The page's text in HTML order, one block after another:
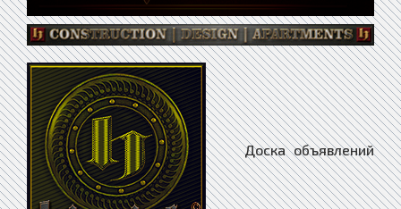
Доска объявлений перепланировка зданий Москва, Доска объявлений перепланировка зданий Муравленко, Доска объявлений перепланировка зданий Мураши, Доска объявлений перепланировка зданий Мурманск, Доска объявлений перепланировка зданий Муром, Доска объявлений перепланировка зданий Мценск, Доска объявлений перепланировка зданий Мыски, Доска объявлений перепланировка зданий Мытищи, Доска объявлений перепланировка зданий Мышкин, Доска объявлений перепланировка зданий Набережные Челны, Доска объявлений перепланировка зданий Навашино, Доска объявлений перепланировка зданий Наволоки, Доска объявлений перепланировка зданий Надым, Доска объявлений перепланировка зданий Назарово, Доска объявлений перепланировка зданий Назрань, Доска объявлений перепланировка зданий Называевск, Доска объявлений перепланировка зданий Нальчик, Доска объявлений перепланировка зданий Нестеров, Доска объявлений перепланировка зданий Нефтегорск, Доска объявлений перепланировка зданий Нефтекамск, Доска объявлений перепланировка зданий Нефтекумск, Доска объявлений перепланировка зданий Нефтеюганск, Доска объявлений перепланировка зданий Нея, Доска объявлений перепланировка зданий Нижневартовск, Доска объявлений перепланировка зданий Нижнекамск, Доска объявлений перепланировка зданий Нижнеудинск, Доска объявлений перепланировка зданий Нижние Серги, Доска объявлений перепланировка зданий Нижний Ломов, Доска объявлений перепланировка зданий Нижний Новгород, Доска объявлений перепланировка зданий Новокубанск, Доска объявлений перепланировка зданий Новокузнецк, Доска объявлений перепланировка зданий Новокуйбышевск, Доска объявлений перепланировка зданий Новомичуринск, Доска объявлений перепланировка зданий Новомосковск, Доска объявлений перепланировка зданий Новопавловск, Доска объявлений перепланировка зданий Новоржев, Доска объявлений перепланировка зданий Новороссийск, Доска объявлений перепланировка зданий Новосибирск, Доска объявлений перепланировка зданий Новосиль, Доска объявлений перепланировка зданий Новосокольники, Доска объявлений перепланировка зданий Новотроицк, Доска объявлений перепланировка зданий Новоузенск, Доска объявлений перепланировка зданий Новоульяновск, Доска объявлений перепланировка зданий Нюрба, Доска объявлений перепланировка зданий Нягань, Доска объявлений перепланировка зданий Нязепетровск, Доска объявлений перепланировка зданий Няндома, Доска объявлений перепланировка зданий Облучье, Доска объявлений перепланировка зданий Обнинск, Доска объявлений перепланировка зданий Обоянь, Доска объявлений перепланировка зданий Обь, Доска объявлений перепланировка зданий Одинцово, Доска объявлений перепланировка зданий Озёрск, Доска объявлений перепланировка зданий Озёры, Доска объявлений перепланировка зданий Октябрьск, Доска объявлений перепланировка зданий Октябрьский, Доска объявлений перепланировка зданий Окуловка, Доска объявлений перепланировка зданий Олёкминск, Доска объявлений перепланировка зданий Оленегорск, Доска объявлений перепланировка зданий Олонец, Доска объявлений перепланировка зданий Омск, Доска объявлений перепланировка зданий Омутнинск, Доска объявлений перепланировка зданий Онега, Доска объявлений перепланировка зданий Опочка, Доска объявлений перепланировка зданий Орёл, Доска объявлений перепланировка зданий Оренбург, Доска объявлений перепланировка зданий Орехово-Зуево, Доска объявлений перепланировка зданий Орлов, Доска объявлений перепланировка зданий Орск, Доска объявлений перепланировка зданий Оса, Доска объявлений перепланировка зданий Осинники, Доска объявлений перепланировка зданий Осташков, Доска объявлений перепланировка зданий Остров, Доска объявлений перепланировка зданий Островной, Доска объявлений перепланировка зданий Острогожск, Доска объявлений перепланировка зданий Отрадное, Доска объявлений перепланировка зданий Отрадный, Доска объявлений перепланировка зданий Оха, Доска объявлений перепланировка зданий Оханск, Доска объявлений перепланировка зданий Очёр, Доска объявлений перепланировка зданий Павлово, Доска объявлений перепланировка зданий Павловск, Доска объявлений перепланировка зданий Павловский Посад, Доска объявлений перепланировка зданий Палласовка, Доска объявлений перепланировка зданий Партизанск, Доска объявлений перепланировка зданий Певек, Доска объявлений перепланировка зданий Пенза, Доска объявлений перепланировка зданий Петухово, Доска объявлений перепланировка зданий Петушки, Доска объявлений перепланировка зданий Печора, Доска объявлений перепланировка зданий Печоры, Доска объявлений перепланировка зданий Пикалёво, Доска объявлений перепланировка зданий Пионерский, Доска объявлений перепланировка зданий Питкяранта, Доска объявлений перепланировка зданий Плавск, Доска объявлений перепланировка зданий Пласт, Доска объявлений перепланировка зданий Плёс, Доска объявлений перепланировка зданий Поворино, Доска объявлений перепланировка зданий Подольск, Доска объявлений перепланировка зданий Подпорожье, Доска объявлений перепланировка зданий Покачи, Доска объявлений перепланировка зданий Покров, Доска объявлений перепланировка зданий Покровск, Доска объявлений перепланировка зданий Полевской, Доска объявлений перепланировка зданий Полесск, Доска объявлений перепланировка зданий Полысаево, Доска объявлений перепланировка зданий Полярные Зори, Доска объявлений перепланировка зданий Полярный, Доска объявлений перепланировка зданий Поронайск, Доска объявлений перепланировка зданий Порхов, Доска объявлений перепланировка зданий Похвистнево, Доска объявлений перепланировка зданий Почеп, Доска объявлений перепланировка зданий Починок, Доска объявлений перепланировка зданий Пошехонье, Доска объявлений перепланировка зданий Правдинск, Доска объявлений перепланировка зданий Приволжск, Доска объявлений перепланировка зданий Приморск, Доска объявлений перепланировка зданий Приморско-Ахтарск, Доска объявлений перепланировка зданий Приозерск, Доска объявлений перепланировка зданий Прокопьевск, Доска объявлений перепланировка зданий Пролетарск, Доска объявлений перепланировка зданий Протвино, Доска объявлений перепланировка зданий Прохладный, Доска объявлений перепланировка зданий Псков, Доска объявлений перепланировка зданий Пугачёв, Доска объявлений перепланировка зданий Пудож, Доска объявлений перепланировка зданий Пустошка, Доска объявлений перепланировка зданий Пучеж, Доска объявлений перепланировка зданий Пушкино, Доска объявлений перепланировка зданий Пущино, Доска объявлений перепланировка зданий Пыталово, Доска объявлений перепланировка зданий Пыть-Ях, Доска объявлений перепланировка зданий Пятигорск, Доска объявлений перепланировка зданий Радужный, Доска объявлений перепланировка зданий Райчихинск, Доска объявлений перепланировка зданий Раменское, Доска объявлений перепланировка зданий Рассказово, Доска объявлений перепланировка зданий Ревда, Доска объявлений перепланировка зданий Реж, Доска объявлений перепланировка зданий Реутов, Доска объявлений перепланировка зданий Ржев, Доска объявлений перепланировка зданий Родники, Доска объявлений перепланировка зданий Рославль, Доска объявлений перепланировка зданий Россошь, Доска объявлений перепланировка зданий Ростов, Доска объявлений перепланировка зданий Ростов-на-Дону, Доска объявлений перепланировка зданий Рошаль, Доска объявлений перепланировка зданий Ртищево, Доска объявлений перепланировка зданий Рубцовск, Доска объявлений перепланировка зданий Рудня, Доска объявлений перепланировка зданий Руза, Доска объявлений перепланировка зданий Рузаевка, Доска объявлений перепланировка зданий Рыбинск, Доска объявлений перепланировка зданий Рыбное, Доска объявлений перепланировка зданий Рыльск, Доска объявлений перепланировка зданий Ряжск, Доска объявлений перепланировка зданий Рязань, Доска объявлений перепланировка зданий Саки, Доска объявлений перепланировка зданий Салават, Доска объявлений перепланировка зданий Салаир, Доска объявлений перепланировка зданий Салехард, Доска объявлений перепланировка зданий Сальск, Доска объявлений перепланировка зданий Самара, Доска объявлений перепланировка зданий Санкт-Петербург, Доска объявлений перепланировка зданий Саранск, Доска объявлений перепланировка зданий Сарапул, Доска объявлений перепланировка зданий Саратов, Доска объявлений перепланировка зданий Саров, Доска объявлений перепланировка зданий Сасово, Доска объявлений перепланировка зданий Сатка, Доска объявлений перепланировка зданий Сафоново, Доска объявлений перепланировка зданий Саяногорск, Доска объявлений перепланировка зданий Саянск, Доска объявлений перепланировка зданий Светлогорск, Доска объявлений перепланировка зданий Светлоград, Доска объявлений перепланировка зданий Светлый, Доска объявлений перепланировка зданий Светогорск, Доска объявлений перепланировка зданий Свирск, Доска объявлений перепланировка зданий Свободный, Доска объявлений перепланировка зданий Себеж, Доска объявлений перепланировка зданий Севастополь, Доска объявлений перепланировка зданий Северо-Курильск, Доска объявлений перепланировка зданий Северобайкальск, Доска объявлений перепланировка зданий Северодвинск, Доска объявлений перепланировка зданий Североморск, Доска объявлений перепланировка зданий Североуральск, Доска объявлений перепланировка зданий Северск, Доска объявлений перепланировка зданий Севск, Доска объявлений перепланировка зданий Сегежа, Доска объявлений перепланировка зданий Сельцо, Доска объявлений перепланировка зданий Семёнов, Доска объявлений перепланировка зданий Семикаракорск, Доска объявлений перепланировка зданий Семилуки, Доска объявлений перепланировка зданий Сенгилей, Доска объявлений перепланировка зданий Серафимович, Доска объявлений перепланировка зданий Сергач, Доска объявлений перепланировка зданий Сергиев Посад, Доска объявлений перепланировка зданий Сердобск, Доска объявлений перепланировка зданий Серов, Доска объявлений перепланировка зданий Серпухов, Доска объявлений перепланировка зданий Сертолово, Доска объявлений перепланировка зданий Сибай, Доска объявлений перепланировка зданий Сим, Доска объявлений перепланировка здан